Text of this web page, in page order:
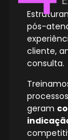
pós-
cliente,
consulta.
geram